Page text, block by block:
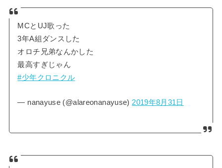
MCとUJ歌った
3年A組ダンスした
オロチ兄弟なんかした
最高すぎじゃん
#少年クロニクル
— nanayuse (@alareonanayuse) 2019年8月31日